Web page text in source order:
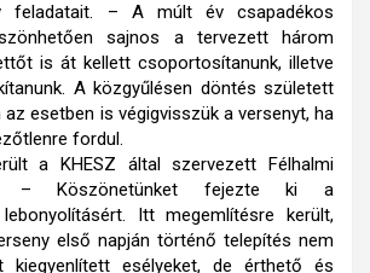
feladatait. – A múlt év csapadékos
sajnos a tervezett három
is át kellett csoportosítanunk, illetve
A közgyűlésen döntés született
az esetben is végigvisszük a versenyt, ha
fordul.
a KHESZ által szervezett Félhalmi
– Köszönetünket fejezte ki a
Itt megemlítésre került,
első napján történő telepítés nem
kiegyenlített esélyeket, de érthető és